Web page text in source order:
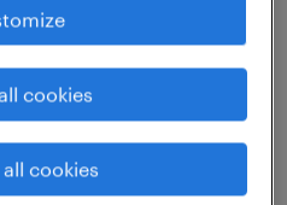
cookies
cookies